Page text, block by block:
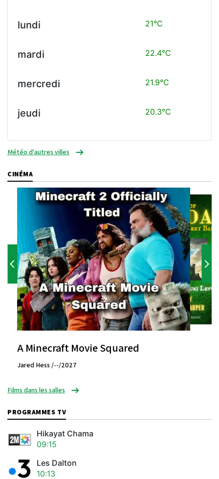
lundi 21°C
mardi 22.4°C
mercredi 21.9°C
jeudi 20.3°C
Météo d'autres villes
CINÉMA
A Minecraft Movie Squared
Jared Hess /--/2027
Films dans les salles
PROGRAMMES TV
Hikayat Chama
09:15
Les Dalton
10:13